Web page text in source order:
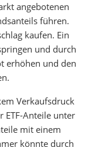
angebotenen
führen.
kaufen. Ein
und durch
erhöhen und den
Verkaufsdruck
ETF-Anteile unter
mit einem
könnte durch